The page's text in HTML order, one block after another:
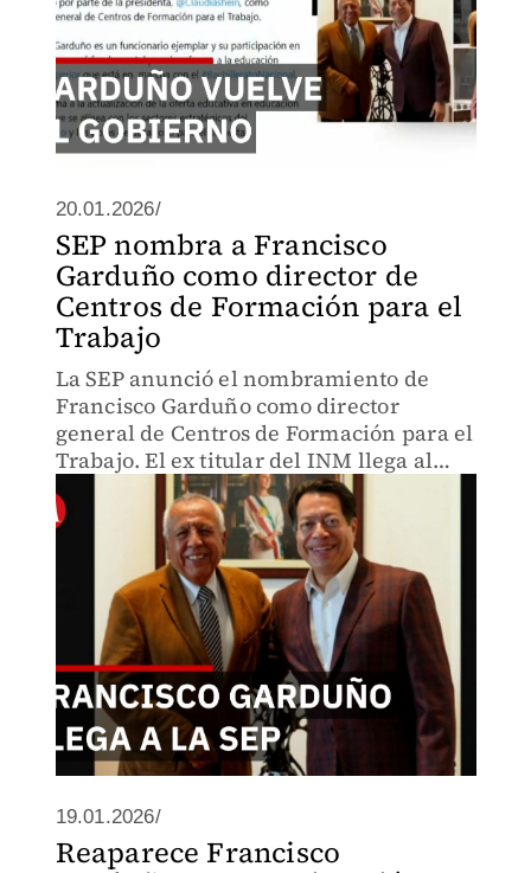
20.01.2026/
SEP nombra a Francisco
Garduño como director de
Centros de Formación para el
Trabajo
La SEP anunció el nombramiento de
Francisco Garduño como director
general de Centros de Formación para el
Trabajo. El ex titular del INM llega al
cargo en medio de cuestionamientos por
el incendio en la estación migratoria de
Ciudad Juárez en 2023.
19.01.2026/
Reaparece Francisco